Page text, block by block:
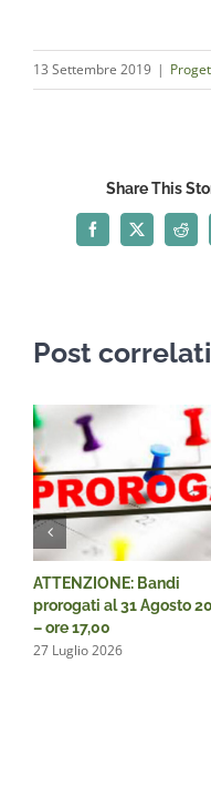
13 Settembre 2019 |
Share This
Facebook
X
Post correlati
ATTENZIONE: Bandi
prorogati al 31 Agosto
– ore 17,00
27 Luglio 2026